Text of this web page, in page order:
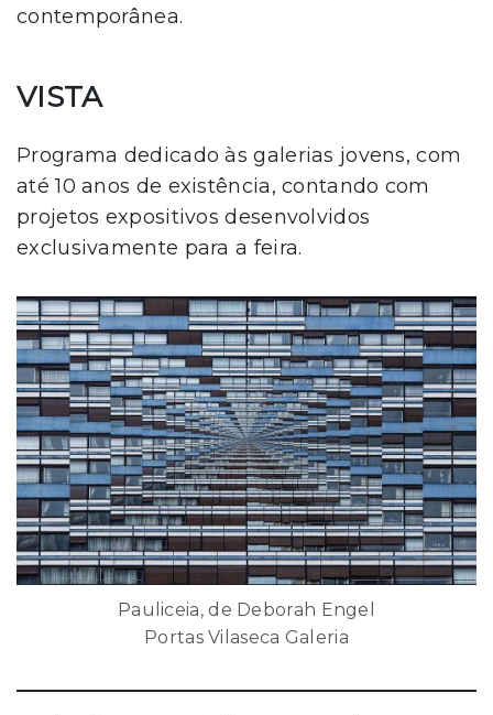
contemporânea.
VISTA
Programa dedicado às galerias jovens, com
até 10 anos de existência, contando com
projetos expositivos desenvolvidos
exclusivamente para a feira.
Pauliceia, de Deborah Engel
Portas Vilaseca Galeria